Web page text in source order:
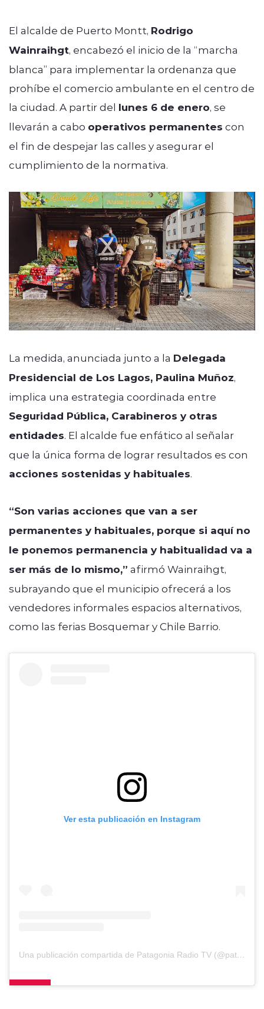
El alcalde de Puerto Montt, Rodrigo
Wainraihgt, encabezó el inicio de la “marcha
blanca” para implementar la ordenanza que
prohíbe el comercio ambulante en el centro de
la ciudad. A partir del lunes 6 de enero, se
llevarán a cabo operativos permanentes con
el fin de despejar las calles y asegurar el
cumplimiento de la normativa.
La medida, anunciada junto a la Delegada
Presidencial de Los Lagos, Paulina Muñoz,
implica una estrategia coordinada entre
Seguridad Pública, Carabineros y otras
entidades. El alcalde fue enfático al señalar
que la única forma de lograr resultados es con
acciones sostenidas y habituales.
“Son varias acciones que van a ser
permanentes y habituales, porque si aquí no
le ponemos permanencia y habitualidad va a
ser más de lo mismo,” afirmó Wainraihgt,
subrayando que el municipio ofrecerá a los
vendedores informales espacios alternativos,
como las ferias Bosquemar y Chile Barrio.
Ver esta publicación en Instagram
Una publicación compartida de Patagonia Radio TV (@patagoniaradiotv)